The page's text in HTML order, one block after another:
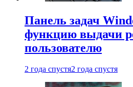
Панель задач
функцию выдачи
пользователю
2 года спустя2 года спустя